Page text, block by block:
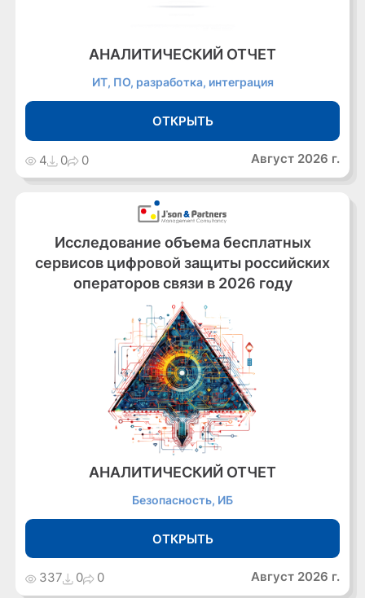
АНАЛИТИЧЕСКИЙ ОТЧЕТ
ИТ, ПО, разработка, интеграция
ОТКРЫТЬ
4 0 0 Август 2026 г.
Исследование объема бесплатных
сервисов цифровой защиты российских
операторов связи в 2026 году
АНАЛИТИЧЕСКИЙ ОТЧЕТ
Безопасность, ИБ
ОТКРЫТЬ
337 0 0 Август 2026 г.